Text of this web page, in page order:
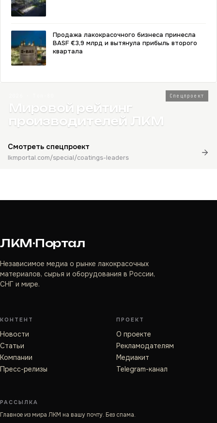
Продажа лакокрасочного бизнеса принесла
BASF €3,9 млрд и вытянула прибыль второго
квартала
Спецпроект
Мировой рейтинг
производителей ЛКМ
Смотреть спецпроект
lkmportal.com/special/coatings-leaders
ЛКМ·Портал
Независимое медиа о рынке лакокрасочных
материалов, сырья и оборудования в России,
СНГ и мире.
КОНТЕНТ
Новости
Статьи
Компании
Пресс-релизы
ПРОЕКТ
О проекте
Рекламодателям
Медиакит
Telegram-канал
РАССЫЛКА
Главное из мира ЛКМ на вашу почту. Без спама.